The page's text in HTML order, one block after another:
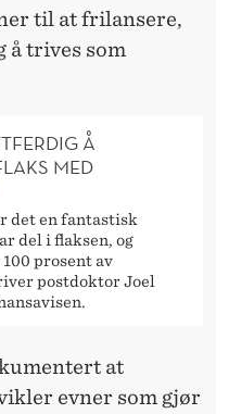
til at frilansere,
trives som
Å
MED
det en fantastisk
del i flaksen, og
prosent av
postdoktor Joel
at
evner som gjør